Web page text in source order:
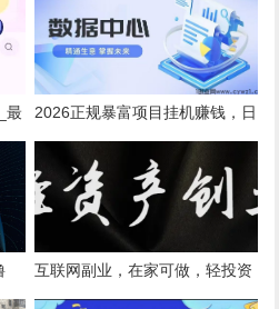
最
2026正规暴富项目挂机赚钱，日
入1000+，邀请3个好友可赚300
元
撸
互联网副业，在家可做，轻投资
项目，操作简单，单人日入